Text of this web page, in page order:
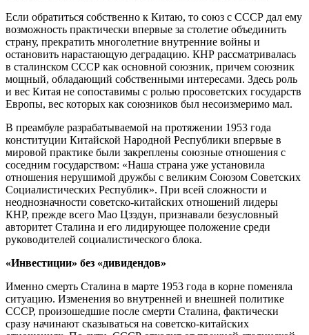
Если обратиться собственно к Китаю, то союз с СССР дал ему
возможность практически впервые за столетие объединить
страну, прекратить многолетние внутренние войны и
остановить нарастающую деградацию. КНР рассматривалась
в сталинском СССР как основной союзник, причем союзник
мощный, обладающий собственными интересами. Здесь роль
и вес Китая не сопоставимы с ролью просоветских государств
Европы, вес которых как союзников был несоизмеримо мал.
В преамбуле разрабатываемой на протяжении 1953 года
конституции Китайской Народной Республики впервые в
мировой практике были закреплены союзные отношения с
соседним государством: «Наша страна уже установила
отношения нерушимой дружбы с великим Союзом Советских
Социалистических Республик». При всей сложности и
неоднозначности советско-китайских отношений лидеры
КНР, прежде всего Мао Цзэдун, признавали безусловный
авторитет Сталина и его лидирующее положение среди
руководителей социалистического блока.
«Инвестиции» без «дивидендов»
Именно смерть Сталина в марте 1953 года в корне поменяла
ситуацию. Изменения во внутренней и внешней политике
СССР, произошедшие после смерти Сталина, фактически
сразу начинают сказываться на советско-китайских